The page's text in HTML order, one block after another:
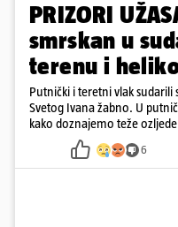
PRIZORI
smrskan u
terenu i
Putnički i teretni vlak sudarili
Svetog Ivana žabno. U
kako doznajemo teže
vlaka. Zatvoren je promet, a fotoreporteri Prigorskog objavili su
prve snimke s mjesta sudara
6